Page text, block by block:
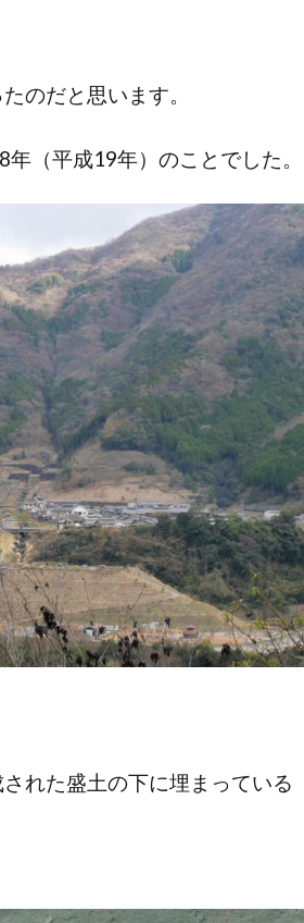
のだと思います。
（平成19年）のことでした。
れた盛土の下に埋まっている